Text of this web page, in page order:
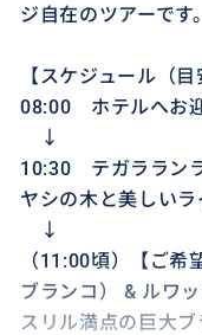
ジ自在のツアーです。
【スケジュール（目
08:00 ホテルへお
↓
10:30 テガララン
ヤシの木と美しいラ
↓
（11:00頃）【ご
ブランコ） & ルワ
スリル満点の巨大